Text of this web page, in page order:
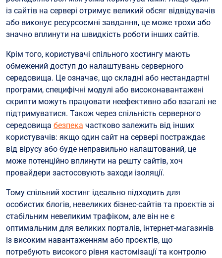
із сайтів на сервері отримує великий обсяг відвідувачів
або виконує ресурсоємні завдання, це може трохи або
значно вплинути на швидкість роботи інших сайтів.
Крім того, користувачі спільного хостингу мають
обмежений доступ до налаштувань серверного
середовища. Це означає, що складні або нестандартні
програми, специфічні модулі або високонавантажені
скрипти можуть працювати неефективно або взагалі не
підтримуватися. Також через спільність серверного
середовища безпека частково залежить від інших
користувачів: якщо один сайт на сервері постраждає
від вірусу або буде неправильно налаштований, це
може потенційно вплинути на решту сайтів, хоч
провайдери застосовують заходи ізоляції.
Тому спільний хостинг ідеально підходить для
особистих блогів, невеликих бізнес-сайтів та проєктів зі
стабільним невеликим трафіком, але він не є
оптимальним для великих порталів, інтернет-магазинів
із високим навантаженням або проєктів, що
потребують високого рівня кастомізації та контролю